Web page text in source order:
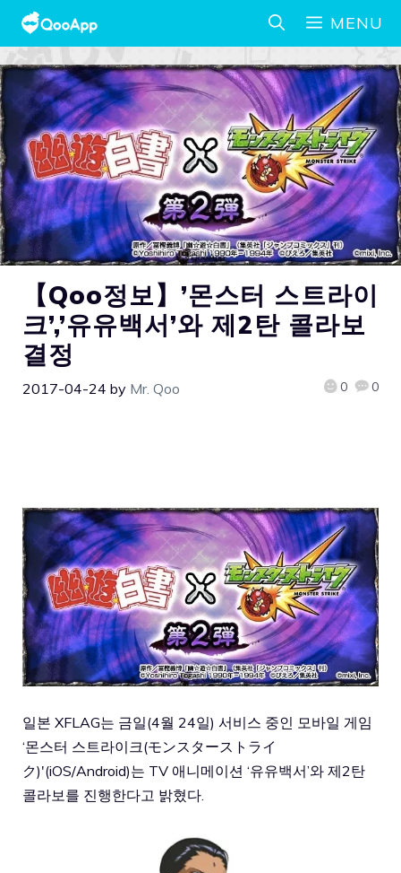
MENU
【Qoo정보】’몬스터 스트라이
크’,’유유백서’와 제2탄 콜라보
결정
2017-04-24 by Mr. Qoo 0 0
일본 XFLAG는 금일(4월 24일) 서비스 중인 모바일 게임
‘몬스터 스트라이크(モンスターストライ
ク)'(iOS/Android)는 TV 애니메이션 ‘유유백서’와 제2탄
콜라보를 진행한다고 밝혔다.